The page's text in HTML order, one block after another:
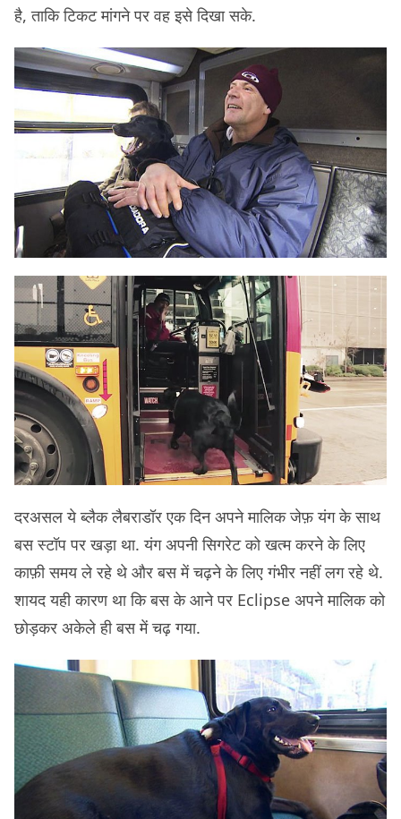
है, ताकि टिकट मांगने पर वह इसे दिखा सके.
दरअसल ये ब्लैक लैबराडॉर एक दिन अपने मालिक जेफ़ यंग के साथ
बस स्टॉप पर खड़ा था. यंग अपनी सिगरेट को खत्म करने के लिए
काफ़ी समय ले रहे थे और बस में चढ़ने के लिए गंभीर नहीं लग रहे थे.
शायद यही कारण था कि बस के आने पर Eclipse अपने मालिक को
छोड़कर अकेले ही बस में चढ़ गया.